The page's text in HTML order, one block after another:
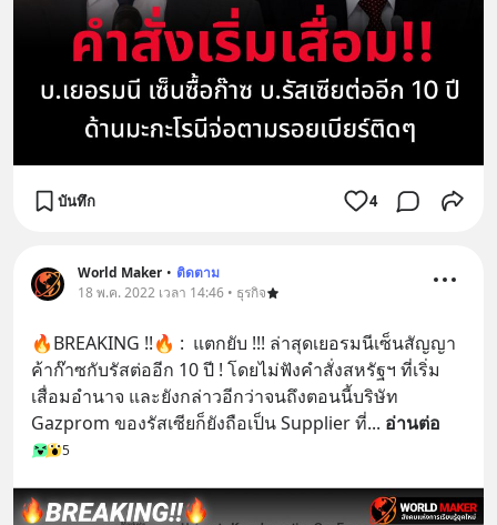
บันทึก 4
World Maker • ติดตาม
18 พ.ค. 2022 เวลา 14:46 • ธุรกิจ
🔥BREAKING !!🔥 :  แตกยับ !!! ล่าสุดเยอรมนีเซ็นสัญญา
ค้าก๊าซกับรัสต่ออีก 10 ปี ! โดยไม่ฟังคำสั่งสหรัฐฯ ที่เริ่ม
เสื่อมอำนาจ และยังกล่าวอีกว่าจนถึงตอนนี้บริษัท
Gazprom ของรัสเซียก็ยังถือเป็น Supplier ที่... อ่านต่อ
5